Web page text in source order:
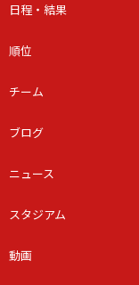
日程・結果
順位
チーム
ブログ
ニュース
スタジアム
動画